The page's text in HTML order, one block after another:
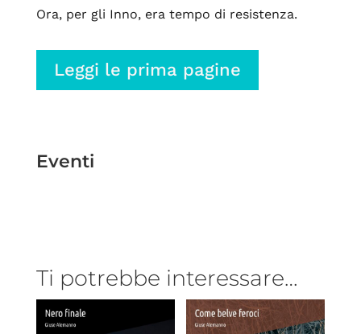
Ora, per gli Inno, era tempo di resistenza.
Leggi le prima pagine
Eventi
Ti potrebbe interessare…